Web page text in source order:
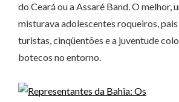
do Ceará ou a Assaré Band. O melhor,
misturava adolescentes roqueiros,
turistas, cinqüentões e a juventude
botecos no entorno.